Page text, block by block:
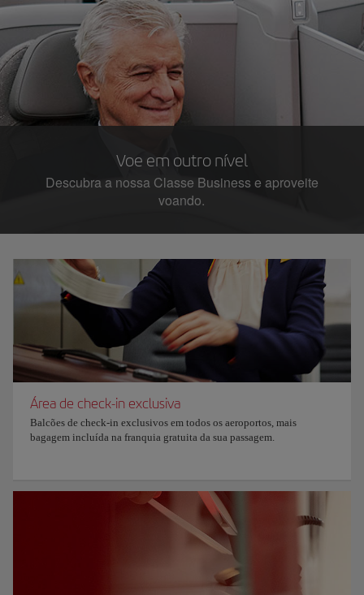
Voe em outro nível
Descubra a nossa Classe Business e aproveite
voando.
Área de check-in exclusiva
Balcões de check-in exclusivos em todos os aeroportos, mais
bagagem incluída na franquia gratuita da sua passagem.